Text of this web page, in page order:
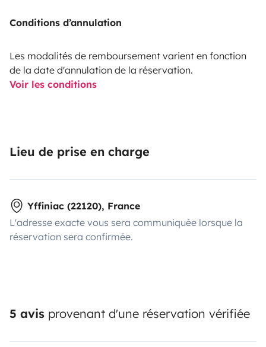
Conditions d’annulation
Les modalités de remboursement varient en fonction
de la date d'annulation de la réservation.
Voir les conditions
Lieu de prise en charge
Yffiniac (22120), France
L'adresse exacte vous sera communiquée lorsque la
réservation sera confirmée.
5 avis provenant d'une réservation vérifiée